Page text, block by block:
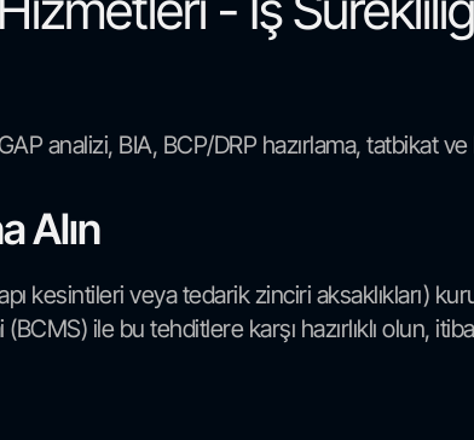
analizi, BIA, BCP/DRP hazırlama, tatbikat
Alın
kesintileri veya tedarik zinciri aksaklıkları)
ile bu tehditlere karşı hazırlıklı olun,